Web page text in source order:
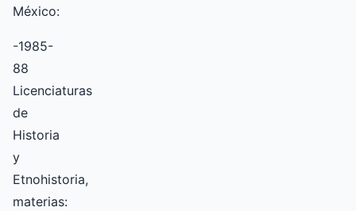
México:
-1985-
88
Licenciaturas
de
Historia
y
Etnohistoria,
materias: